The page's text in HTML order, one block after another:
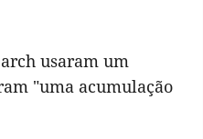
usaram um
"uma acumulação